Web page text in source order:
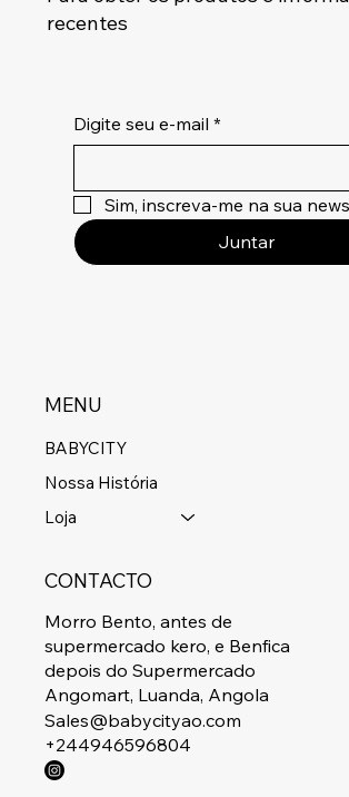
recentes
Digite seu e-mail *
Sim, inscreva-me na sua
Juntar
MENU
BABYCITY
Nossa História
Loja
CONTACTO
Morro Bento, antes de
supermercado kero, e Benfica
depois do Supermercado
Angomart, Luanda, Angola
Sales@babycityao.com
+244946596804